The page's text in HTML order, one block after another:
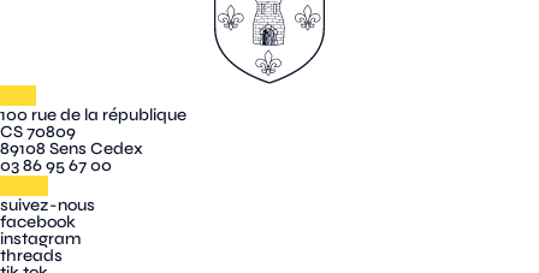
100 rue de la république
CS 70809
89108 Sens Cedex
03 86 95 67 00
suivez-nous
facebook
instagram
threads